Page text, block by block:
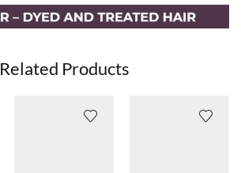
Related Products